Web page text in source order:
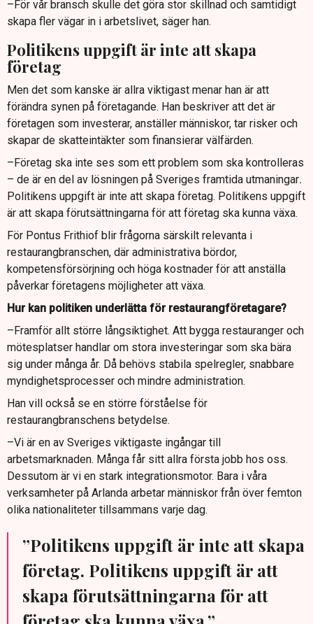
–För vår bransch skulle det göra stor skillnad och samtidigt
skapa fler vägar in i arbetslivet, säger han.
Politikens uppgift är inte att skapa
företag
Men det som kanske är allra viktigast menar han är att
förändra synen på företagande. Han beskriver att det är
företagen som investerar, anställer människor, tar risker och
skapar de skatteintäkter som finansierar välfärden.
–Företag ska inte ses som ett problem som ska kontrolleras
– de är en del av lösningen på Sveriges framtida utmaningar.
Politikens uppgift är inte att skapa företag. Politikens uppgift
är att skapa förutsättningarna för att företag ska kunna växa.
För Pontus Frithiof blir frågorna särskilt relevanta i
restaurangbranschen, där administrativa bördor,
kompetensförsörjning och höga kostnader för att anställa
påverkar företagens möjligheter att växa.
Hur kan politiken underlätta för restaurangföretagare?
–Framför allt större långsiktighet. Att bygga restauranger och
mötesplatser handlar om stora investeringar som ska bära
sig under många år. Då behövs stabila spelregler, snabbare
myndighetsprocesser och mindre administration.
Han vill också se en större förståelse för
restaurangbranschens betydelse.
–Vi är en av Sveriges viktigaste ingångar till
arbetsmarknaden. Många får sitt allra första jobb hos oss.
Dessutom är vi en stark integrationsmotor. Bara i våra
verksamheter på Arlanda arbetar människor från över femton
olika nationaliteter tillsammans varje dag.
”Politikens uppgift är inte att skapa
företag. Politikens uppgift är att
skapa förutsättningarna för att